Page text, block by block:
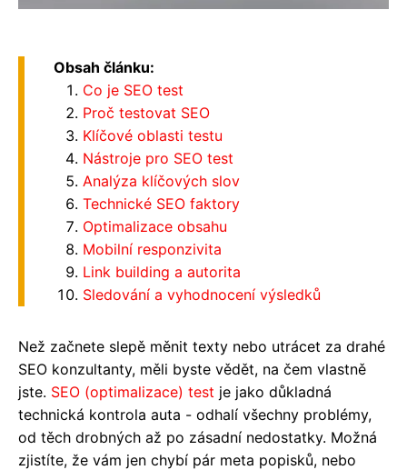
Obsah článku:
Co je SEO test
Proč testovat SEO
Klíčové oblasti testu
Nástroje pro SEO test
Analýza klíčových slov
Technické SEO faktory
Optimalizace obsahu
Mobilní responzivita
Link building a autorita
Sledování a vyhodnocení výsledků
Než začnete slepě měnit texty nebo utrácet za drahé
SEO konzultanty, měli byste vědět, na čem vlastně
jste. SEO (optimalizace) test je jako důkladná
technická kontrola auta - odhalí všechny problémy,
od těch drobných až po zásadní nedostatky. Možná
zjistíte, že vám jen chybí pár meta popisků, nebo